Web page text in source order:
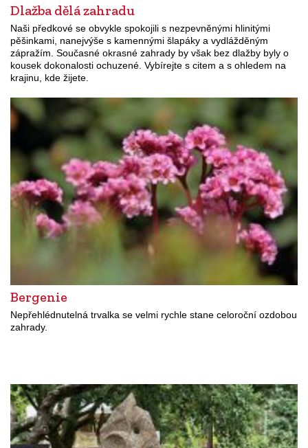
Dlažba dělá zahradu
Naši předkové se obvykle spokojili s nezpevněnými hlinitými
pěšinkami, nanejvýše s kamennými šlapáky a vydlážděným
zápražím. Současné okrasné zahrady by však bez dlažby byly o
kousek dokonalosti ochuzené. Vybírejte s citem a s ohledem na
krajinu, kde žijete.
Bergenie
Nepřehlédnutelná trvalka se velmi rychle stane celoroční ozdobou
zahrady.